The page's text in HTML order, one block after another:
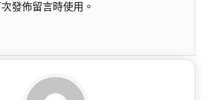
發佈留言時使用。